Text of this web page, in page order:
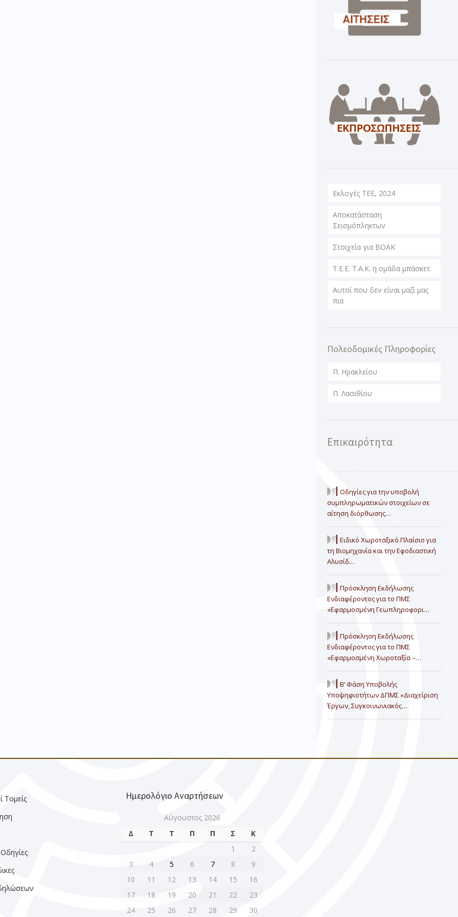
Εκλογές ΤΕΕ, 2024
Αποκατάσταση
Σεισμόπληκτων
Στοιχεία για ΒΟΑΚ
T.E.E. T.A.K. η ομάδα μπάσκετ
Αυτοί που δεν είναι μαζί μας
πια
Πολεοδομικές Πληροφορίες
Π. Ηρακλείου
Π. Λασιθίου
Επικαιρότητα
Οδηγίες για την υποβολή
συμπληρωματικών στοιχείων σε
αίτηση διόρθωσης…
Ειδικό Χωροταξικό Πλαίσιο για
τη Βιομηχανία και την Εφοδιαστική
Αλυσίδ…
Πρόσκληση Εκδήλωσης
Ενδιαφέροντος για το ΠΜΣ
«Εφαρμοσμένη Γεωπληροφορι…
Πρόσκληση Εκδήλωσης
Ενδιαφέροντος για το ΠΜΣ
«Εφαρμοσμένη Χωροταξία –…
Β’ Φάση Υποβολής
Υποψηφιοτήτων ΔΠΜΣ «Διαχείριση
Έργων, Συγκοινωνιακός…
Τομείς
Ημερολόγιο Αναρτήσεων
Αύγουστος 2026
Δ
Τ Τ Π Π Σ
Κ
1
2
3
4 5 6 7 8
9
10
11 12 13 14 15
16
17
18 19 20 21 22
23
24
25 26 27 28 29 30